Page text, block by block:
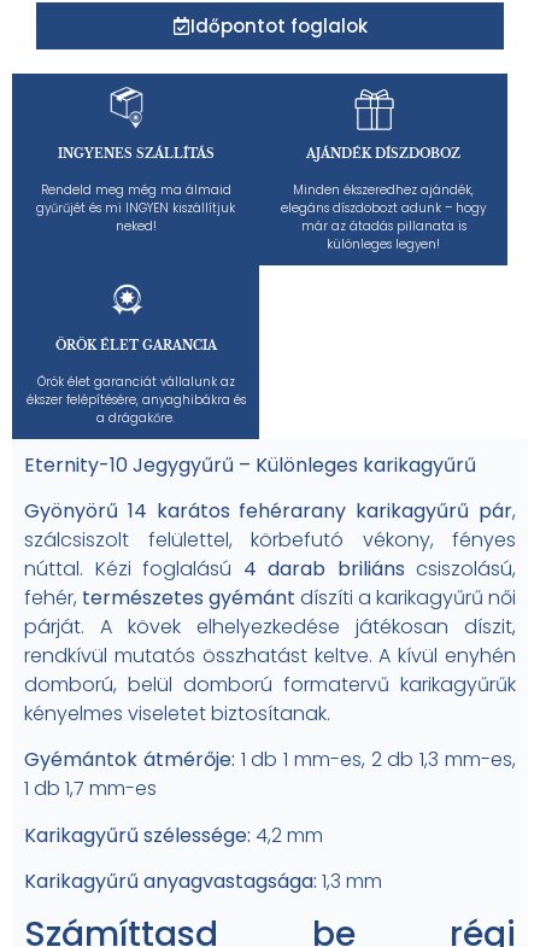
INGYENES SZÁLLÍTÁS
Rendeld meg még ma álmaid
gyűrűjét és mi INGYEN kiszállítjuk
neked!
AJÁNDÉK DÍSZDOBOZ
Minden ékszeredhez ajándék,
elegáns díszdobozt adunk – hogy
már az átadás pillanata is
különleges legyen!
ÖRÖK ÉLET GARANCIA
Örök élet garanciát vállalunk az
ékszer felépítésére, anyaghibákra és
a drágakőre.
Eternity-10 Jegygyűrű – Különleges karikagyűrű
Gyönyörű 14 karátos fehérarany karikagyűrű pár,
szálcsiszolt felülettel, körbefutó vékony, fényes
núttal. Kézi foglalású 4 darab briliáns csiszolású,
fehér, természetes gyémánt díszíti a karikagyűrű női
párját. A kövek elhelyezkedése játékosan díszit,
rendkívül mutatós összhatást keltve. A kívül enyhén
domború, belül domború formatervű karikagyűrűk
kényelmes viseletet biztosítanak.
Gyémántok átmérője: 1 db 1 mm-es, 2 db 1,3 mm-es,
1 db 1,7 mm-es
Karikagyűrű szélessége: 4,2 mm
Karikagyűrű anyagvastagsága: 1,3 mm
Számíttasd be régi
Időpontot foglalok